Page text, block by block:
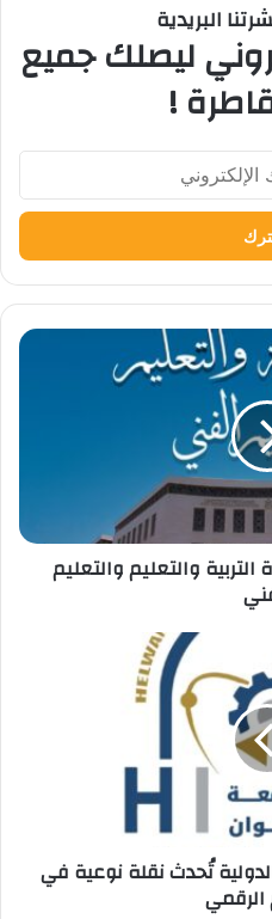
البريدية
ليصلك جميع
!
والتعليم والتعليم
تُحدث نقلة نوعية في
الرقمي